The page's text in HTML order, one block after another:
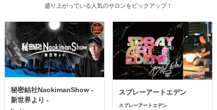
盛り上がっている人気のサロンをピックアップ！
秘密結社NaokimanShow -
新世界より -
スプレーアートエデン
スプレーアートエデン